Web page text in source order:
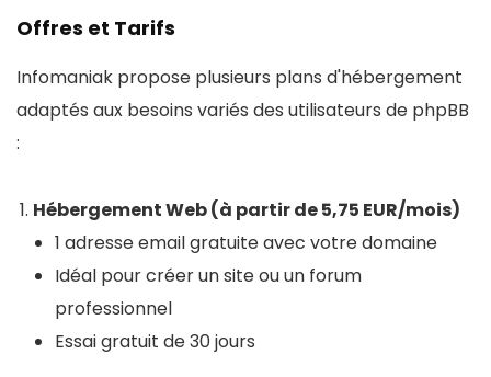
Offres et Tarifs
Infomaniak propose plusieurs plans d'hébergement
adaptés aux besoins variés des utilisateurs de phpBB
:
Hébergement Web (à partir de 5,75 EUR/mois)
1 adresse email gratuite avec votre domaine
Idéal pour créer un site ou un forum
professionnel
Essai gratuit de 30 jours